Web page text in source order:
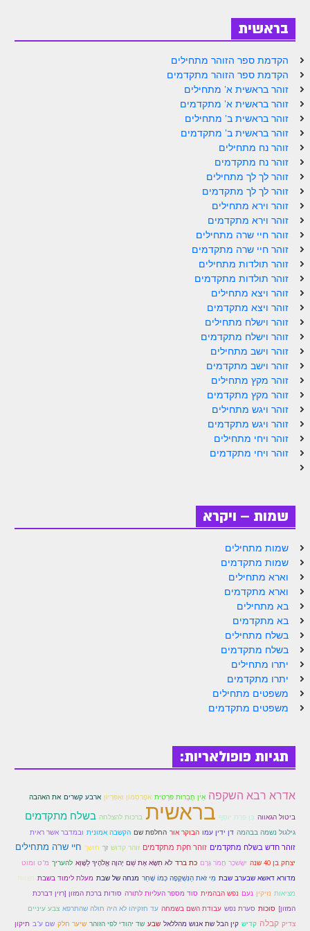
זוהר אחרי מות למתקדמים
הזוהר הקדוש – קדושים למתחילים
הזוהר הקדוש – קדושים למתקדמים
ספר הזוהר אמור השקפה
ספר הזוהר אמור מתקדמים
הזוהר הקדוש פרשת בהר למתחילים
הזוהר הקדוש פרשת בהר – מתקדמים
זוהר בחוקותי למתחילים
זוהר הקדוש בחוקותי למתקדמים
ספר הזוהר – במדבר
זוהר במדבר מתחילים
זוהר במדבר מתקדמים
זוהר נשא למתחילים
זוהר נשא למתקדמים
זוהר בהעלותך למתחילים
זוהר בהעלותך למתקדמים
זוהר שלח לך למתחילים
זוהר שלח לך למתקדמים
זוהר קורח למתקדמים
חוקת למתחילים
זוהר בלק למתחילים
זוהר בלק למתקדמים
זוהר פנחס למתחילים
זוהר פנחס למתקדמים
ספר הזוהר – דברים
זוהר ואתחנן למתחילים
זוהר עקב מתחילים
זהר שופטים מתחילים
זהר שופטים מתקדמים
זוהר כי תצא מתחילים
זוהר וילך השקפה
בראשית
הקדמת ספר הזוהר מתחילים
הקדמת ספר הזוהר מתקדמים
זוהר בראשית א' מתחילים
זוהר בראשית א' מתקדמים
זוהר בראשית ב' מתחילים
זוהר בראשית ב' מתקדמים
זוהר נח מתחילים
זוהר נח מתקדמים
זוהר לך לך מתחילים
זוהר לך לך מתקדמים
זוהר וירא מתחילים
זוהר וירא מתקדמים
זוהר חיי שרה מתחילים
זוהר חיי שרה מתקדמים
זוהר תולדות מתחילים
זוהר תולדות מתקדמים
זוהר ויצא מתחילים
זוהר ויצא מתקדמים
זוהר וישלח מתחילים
זוהר וישלח מתקדמים
זוהר וישב מתחילים
זוהר וישב מתקדמים
זוהר מקץ מתחילים
זוהר מקץ מתקדמים
זוהר ויגש מתחילים
זוהר ויגש מתקדמים
זוהר ויחי מתחילים
זוהר ויחי מתקדמים
שמות – ויקרא
שמות מתחילים
שמות מתקדמים
וארא מתחילים
וארא מתקדמים
בא מתחילים
בא מתקדמים
בשלח מתחילים
בשלח מתקדמים
יתרו מתחילים
יתרו מתקדמים
משפטים מתחילים
משפטים מתקדמים
תגיות פופולאריות:
אדרא רבא השקפה אֵין חֲבֵרוּת פּרַטִית אפָרסֵמּוֹן ואַפִּרְיוֹן ארבע קשרים את האהבה
ביטול הגאווה בֵּן פֹּרָת יוֹסֵף בראשית ברכות להצלחה בשלח מתקדמים
גילגול נשמה בבהמה דן ידין עמו הבוקר אור החלפת שם הקשבה אמונית ובמדבר אשר ראית
זוהר חדש בשלח מתקדמים זוהר חקת מתקדמים זוהר קדוש זך חושך חיי שרה מתחילים
יצחק בן 40 שנה יִשָּׂשכָר חֲמֹר גָּרֶם כת ברד לֹא תִשָּׂא אֶת שֵׁם יְהוָה אֱלֹהֶיךָ לַשָּׁוְא להעריך מ"ט ומוט
מדורא דאשא שבערב שבת מִי זֹאת הַנִּשְׁקָפָה כְּמוֹ שָׁחַר מנחה של שבת מעלת לימוד בשבת מצוות
מציאות נזיקין נעם נפש הבהמית סוד מספר העליות לתורה סודות ברכת המזון [רזין דברכת
המזון] סוכות סערת נפש עבודת השם בשמחה עד חזקיהו לא היה חולה שהתרפא צבע עיניים
צדיק קבלה קדיש קין הבל שת אנוש מהללאל שבע שד יהודי לפי הזוהר שיער חלק שם ע"ב תיקון